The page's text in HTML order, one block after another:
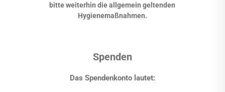
bitte weiterhin die allgemein geltenden
Hygienemaßnahmen.
Spenden
Das Spendenkonto lautet: